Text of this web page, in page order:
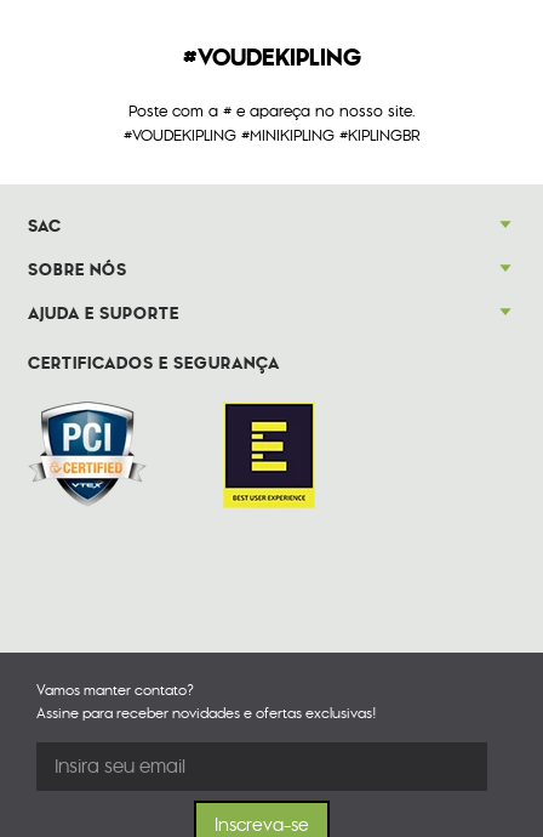
#VOUDEKIPLING
Poste com a # e apareça no nosso site.
#VOUDEKIPLING #MINIKIPLING #KIPLINGBR
SAC
SOBRE NÓS
AJUDA E SUPORTE
CERTIFICADOS E SEGURANÇA
Vamos manter contato?
Assine para receber novidades e ofertas exclusivas!